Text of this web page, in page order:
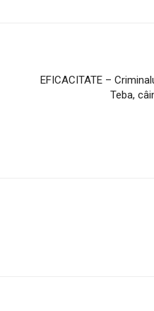
EFICACITATE –
Teba,